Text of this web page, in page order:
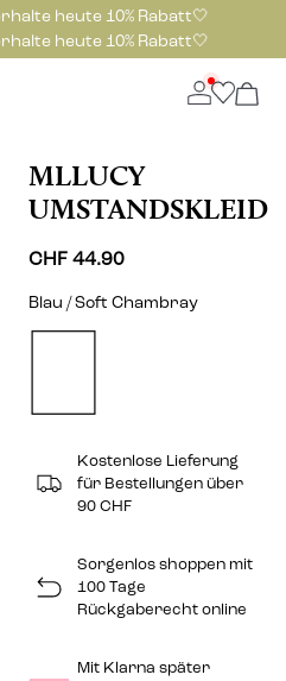
heute 10% Rabatt🤍
heute 10% Rabatt🤍
MLLUCY
UMSTANDSKLEID
CHF 44.90
Blau / Soft Chambray
Kostenlose Lieferung
für Bestellungen über
90 CHF
Sorgenlos shoppen mit
100 Tage
Rückgaberecht online
Mit Klarna später